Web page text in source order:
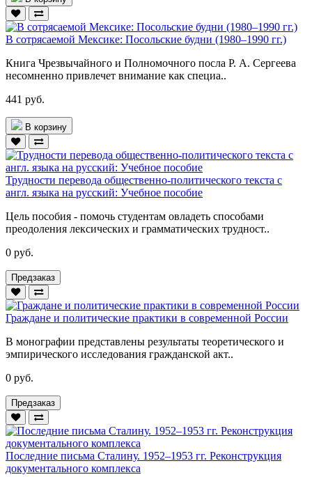
В сотрясаемой Мексике: Посольские будни (1980–1990 гг.)
Книга Чрезвычайного и Полномочного посла Р. А. Сергеева
несомненно привлечет внимание как специа..
441 руб.
В корзину
Трудности перевода общественно-политического текста с
англ. языка на русский: Учебное пособие
Цель пособия - помочь студентам овладеть способами
преодоления лексических и грамматических трудност..
0 руб.
Предзаказ
Граждане и политические практики в современной России
В монографии представлены результаты теоретического и
эмпирического исследования гражданской акт..
0 руб.
Предзаказ
Последние письма Сталину. 1952–1953 гг. Реконструкция
документального комплекса